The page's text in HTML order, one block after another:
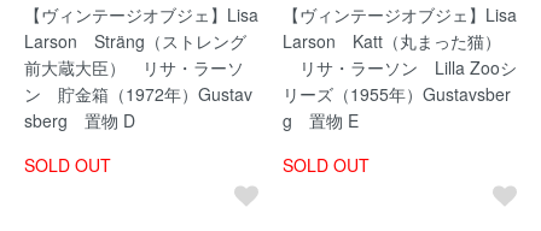
【ヴィンテージオブジェ】Lisa
Larson Sträng（ストレング
前大蔵大臣） リサ・ラーソ
ン 貯金箱（1972年）Gustav
sberg 置物 D
SOLD OUT
【ヴィンテージオブジェ】Lisa
Larson Katt（丸まった猫）
リサ・ラーソン Lilla Zooシ
リーズ（1955年）Gustavsber
g 置物 E
SOLD OUT